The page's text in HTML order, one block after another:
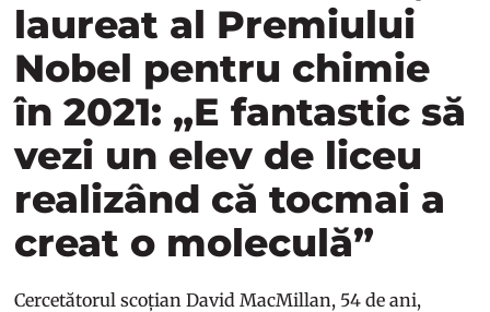
laureat al Premiului
Nobel pentru chimie
în 2021: „E fantastic să
vezi un elev de liceu
realizând că tocmai a
creat o moleculă”
Cercetătorul scoțian David MacMillan, 54 de ani,